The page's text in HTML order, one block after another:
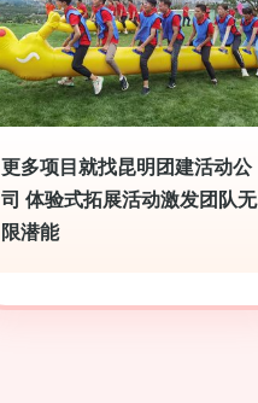
更多项目就找昆明团建活动公
司 体验式拓展活动激发团队无
限潜能